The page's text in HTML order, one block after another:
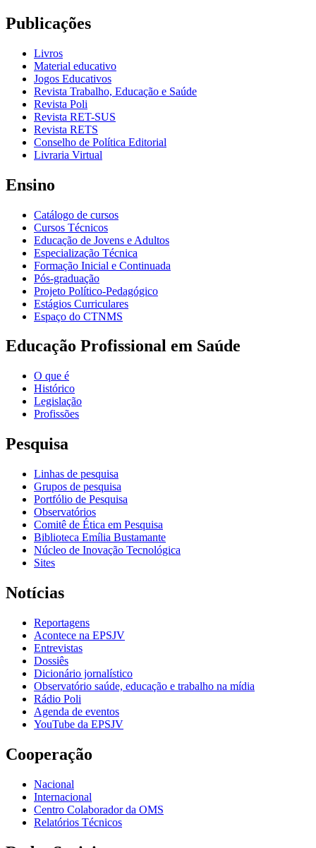
Publicações
Livros
Material educativo
Jogos Educativos
Revista Trabalho, Educação e Saúde
Revista Poli
Revista RET-SUS
Revista RETS
Conselho de Política Editorial
Livraria Virtual
Ensino
Catálogo de cursos
Cursos Técnicos
Educação de Jovens e Adultos
Especialização Técnica
Formação Inicial e Continuada
Pós-graduação
Projeto Político-Pedagógico
Estágios Curriculares
Espaço do CTNMS
Educação Profissional em Saúde
O que é
Histórico
Legislação
Profissões
Pesquisa
Linhas de pesquisa
Grupos de pesquisa
Portfólio de Pesquisa
Observatórios
Comitê de Ética em Pesquisa
Biblioteca Emília Bustamante
Núcleo de Inovação Tecnológica
Sites
Notícias
Reportagens
Acontece na EPSJV
Entrevistas
Dossiês
Dicionário jornalístico
Observatório saúde, educação e trabalho na mídia
Rádio Poli
Agenda de eventos
YouTube da EPSJV
Cooperação
Nacional
Internacional
Centro Colaborador da OMS
Relatórios Técnicos